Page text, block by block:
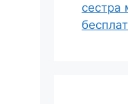
сестра